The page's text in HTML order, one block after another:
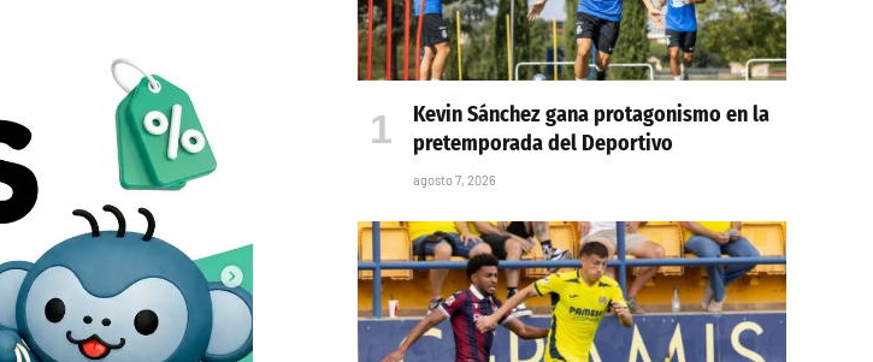
Kevin Sánchez gana protagonismo en la
pretemporada del Deportivo
agosto 7, 2026